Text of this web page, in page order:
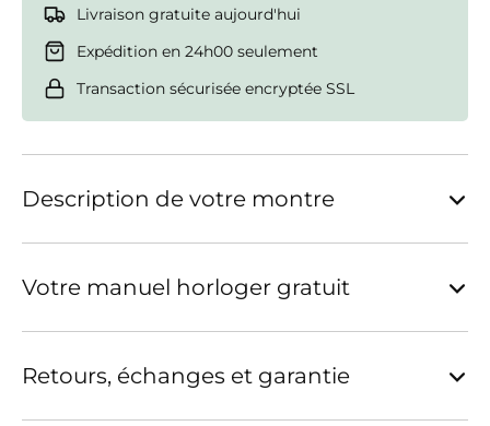
Livraison gratuite aujourd'hui
Expédition en 24h00 seulement
Transaction sécurisée encryptée SSL
Description de votre montre
Votre manuel horloger gratuit
Retours, échanges et garantie